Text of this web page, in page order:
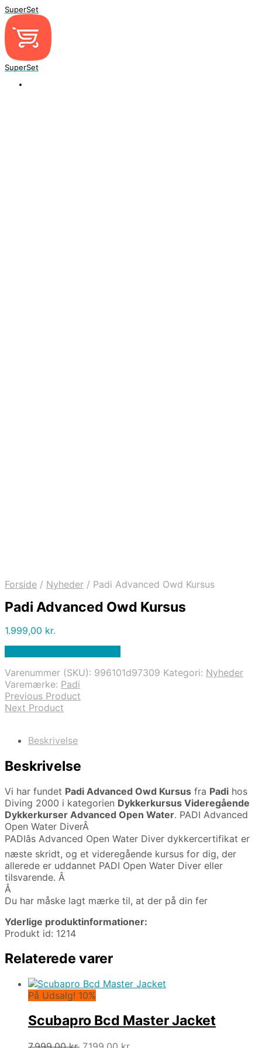
SuperSet
SuperSet
Forside / Nyheder / Padi Advanced Owd Kursus
Padi Advanced Owd Kursus
1.999,00 kr.
Varenummer (SKU): 996101d97309 Kategori: Nyheder
Varemærke: Padi
Previous Product
Next Product
Beskrivelse
Beskrivelse
Vi har fundet Padi Advanced Owd Kursus fra Padi hos
Diving 2000 i kategorien Dykkerkursus Videregående
Dykkerkurser Advanced Open Water. PADI Advanced
Open Water DiverÂ
PADIâs Advanced Open Water Diver dykkercertifikat er
næste skridt, og et videregående kursus for dig, der
allerede er uddannet PADI Open Water Diver eller
tilsvarende. Â
Â
Du har måske lagt mærke til, at der på din fer
Yderlige produktinformationer:
Produkt id: 1214
Relaterede varer
På Udsalg! 10%
Scubapro Bcd Master Jacket
Den